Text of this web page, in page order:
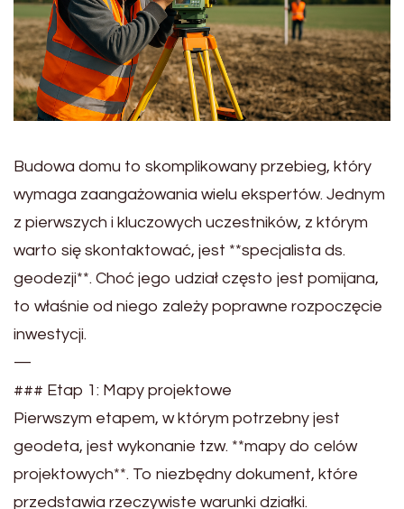
Budowa domu to skomplikowany przebieg, który
wymaga zaangażowania wielu ekspertów. Jednym
z pierwszych i kluczowych uczestników, z którym
warto się skontaktować, jest **specjalista ds.
geodezji**. Choć jego udział często jest pomijana,
to właśnie od niego zależy poprawne rozpoczęcie
inwestycji.
—
### Etap 1: Mapy projektowe
Pierwszym etapem, w którym potrzebny jest
geodeta, jest wykonanie tzw. **mapy do celów
projektowych**. To niezbędny dokument, które
przedstawia rzeczywiste warunki działki.